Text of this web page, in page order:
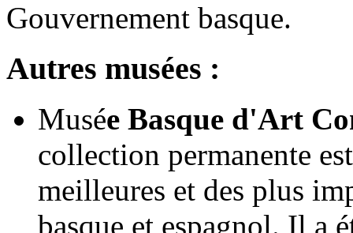
Gouvernement basque.
Autres musées :
Musée Basque d'Art
collection permanente
meilleures et des plus
basque et espagnol. Il a